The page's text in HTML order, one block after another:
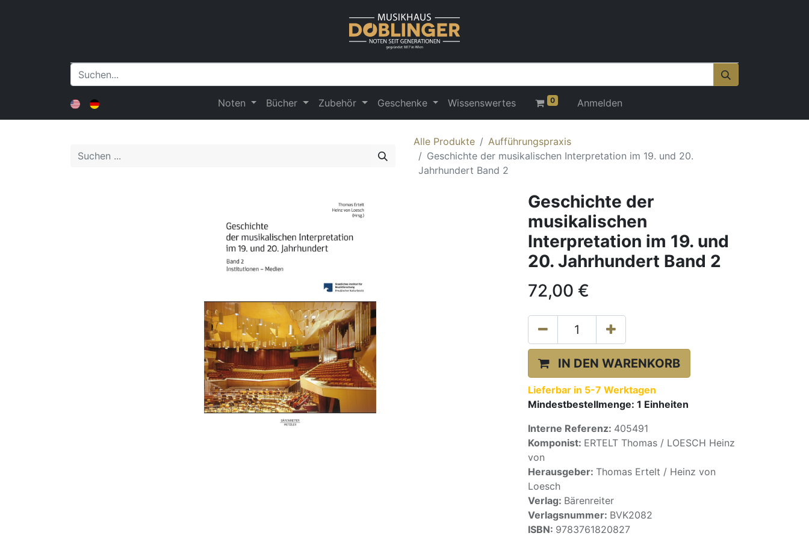
Noten Bücher Zubehör Geschenke Wissenswertes 0 Anmelden
Alle Produkte
Aufführungspraxis
Geschichte der musikalischen Interpretation im 19. und 20.
Jahrhundert Band 2
Geschichte der
musikalischen
Interpretation im 19. und
20. Jahrhundert Band 2
72,00 €
IN DEN WARENKORB
Lieferbar in 5-7 Werktagen
Mindestbestellmenge: 1 Einheiten
Interne Referenz: 405491
Komponist: ERTELT Thomas / LOESCH Heinz
von
Herausgeber: Thomas Ertelt / Heinz von
Loesch
Verlag: Bärenreiter
Verlagsnummer: BVK2082
ISBN: 9783761820827